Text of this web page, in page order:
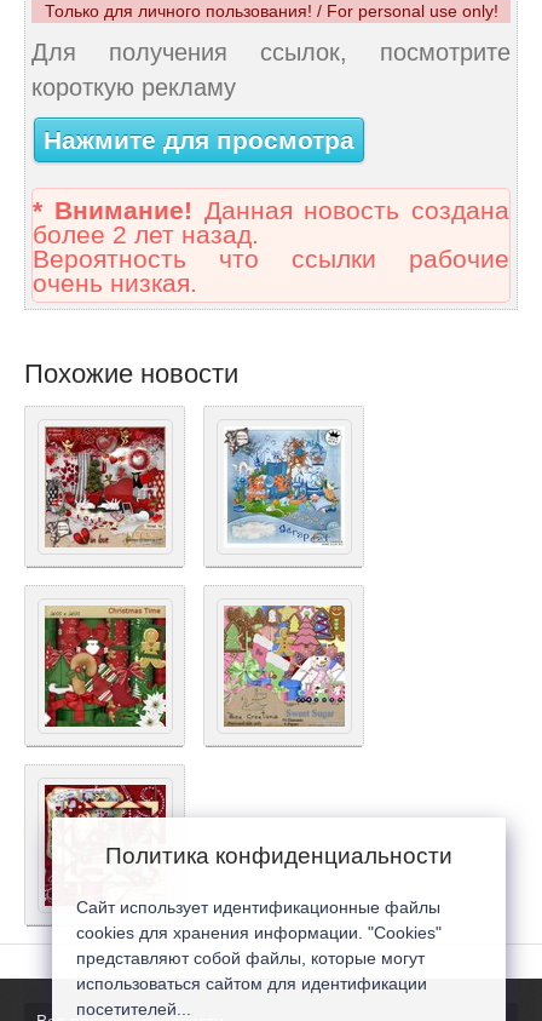
Только для личного пользования! / For personal use only!
Для получения ссылок, посмотрите
короткую рекламу
Нажмите для просмотра
* Внимание! Данная новость создана
более 2 лет назад.
Вероятность что ссылки рабочие
очень низкая.
Похожие новости
Политика конфиденциальности
Сайт использует идентификационные файлы
cookies для хранения информации. "Cookies"
представляют собой файлы, которые могут
использоваться сайтом для идентификации
посетителей...